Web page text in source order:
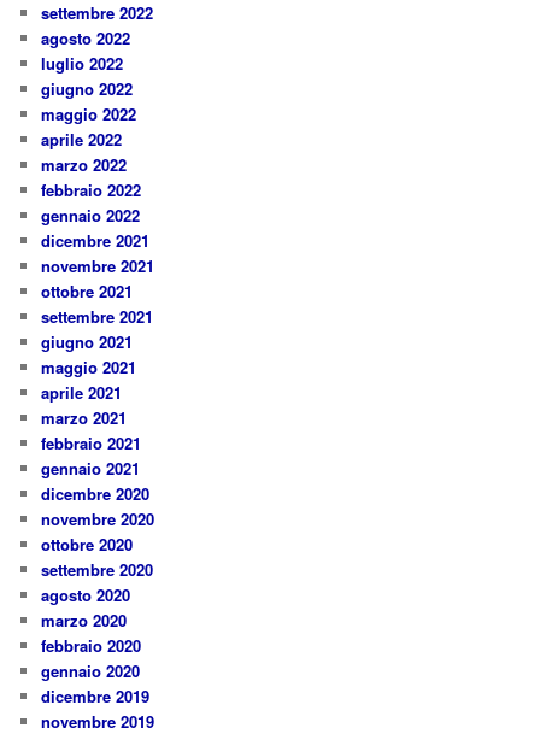
settembre 2022
agosto 2022
luglio 2022
giugno 2022
maggio 2022
aprile 2022
marzo 2022
febbraio 2022
gennaio 2022
dicembre 2021
novembre 2021
ottobre 2021
settembre 2021
giugno 2021
maggio 2021
aprile 2021
marzo 2021
febbraio 2021
gennaio 2021
dicembre 2020
novembre 2020
ottobre 2020
settembre 2020
agosto 2020
marzo 2020
febbraio 2020
gennaio 2020
dicembre 2019
novembre 2019